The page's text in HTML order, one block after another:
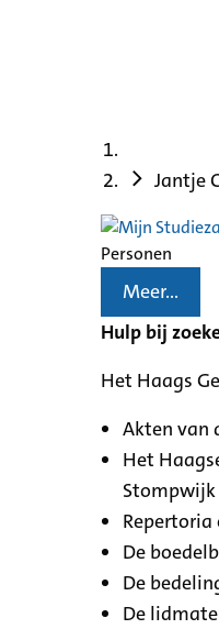
Jantje
Personen
Meer...
Hulp bij
Het Haags
Akten van
Het
Stompwijk
Repertoria
De
De
De